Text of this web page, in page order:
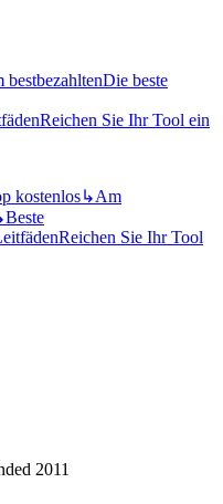
bestbezahltenDie beste
Reichen Sie Ihr Tool ein
kostenlos↳Am
Beste
Reichen Sie Ihr Tool
2011